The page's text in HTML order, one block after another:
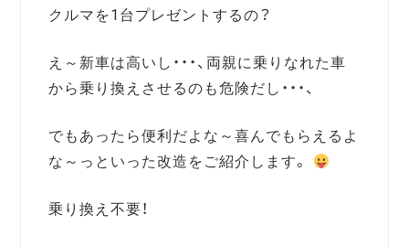
クルマを1台プレゼントするの？
え～新車は高いし・・・、両親に乗りなれた車
から乗り換えさせるのも危険だし・・・、
でもあったら便利だよな～喜んでもらえるよ
な～っといった改造をご紹介します。
乗り換え不要！